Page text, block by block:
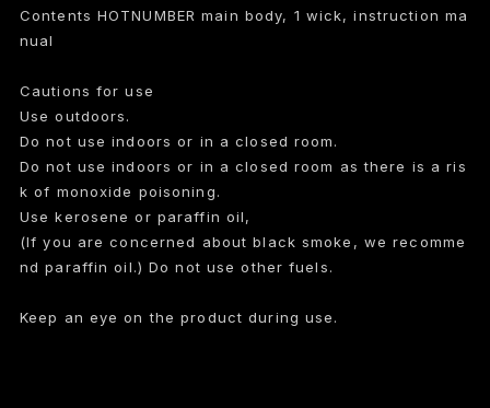
Contents HOTNUMBER main body, 1 wick, instruction ma
nual
Cautions for use
Use outdoors.
Do not use indoors or in a closed room.
Do not use indoors or in a closed room as there is a ris
k of monoxide poisoning.
Use kerosene or paraffin oil,
(If you are concerned about black smoke, we recomme
nd paraffin oil.) Do not use other fuels.
Keep an eye on the product during use.